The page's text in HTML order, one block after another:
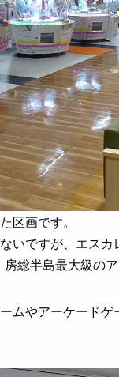
区画です。
いですが、エス
総半島最大級の
ムやアーケード